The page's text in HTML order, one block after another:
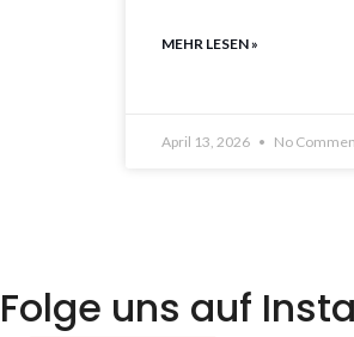
MEHR LESEN »
April 13, 2026 No
Folge uns auf